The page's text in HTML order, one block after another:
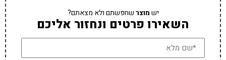
ישמוצרשחפשתם ולא מצאתם?
השאירו פרטים ונחזור אליכם